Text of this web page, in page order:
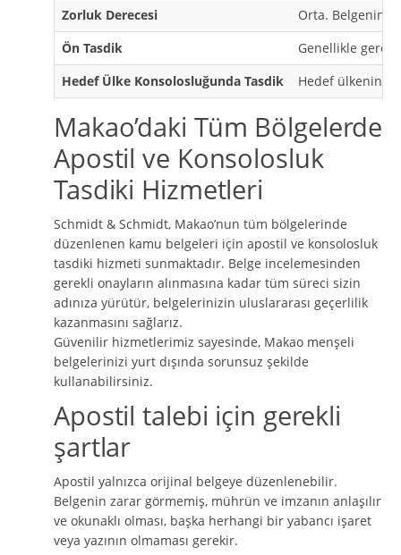
Zorluk Derecesi
Orta. Belgenin
Ön Tasdik
Genellikle
Hedef Ülke Konsolosluğunda Tasdik
Hedef ülkenin
Makao’daki Tüm Bölgelerde
Apostil ve Konsolosluk
Tasdiki Hizmetleri
Schmidt & Schmidt, Makao’nun tüm bölgelerinde
düzenlenen kamu belgeleri için apostil ve konsolosluk
tasdiki hizmeti sunmaktadır. Belge incelemesinden
gerekli onayların alınmasına kadar tüm süreci sizin
adınıza yürütür, belgelerinizin uluslararası geçerlilik
kazanmasını sağlarız.
Güvenilir hizmetlerimiz sayesinde, Makao menşeli
belgelerinizi yurt dışında sorunsuz şekilde
kullanabilirsiniz.
Apostil talebi için gerekli
şartlar
Apostil yalnızca orijinal belgeye düzenlenebilir.
Belgenin zarar görmemiş, mührün ve imzanın anlaşılır
ve okunaklı olması, başka herhangi bir yabancı işaret
veya yazının olmaması gerekir.